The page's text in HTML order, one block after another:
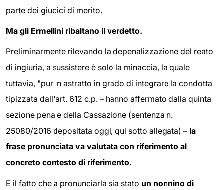
parte dei giudici di merito.
Ma gli Ermellini ribaltano il verdetto.
Preliminarmente rilevando la depenalizzazione del reato
di ingiuria, a sussistere è solo la minaccia, la quale
tuttavia, "pur in astratto in grado di integrare la condotta
tipizzata dall'art. 612 c.p. – hanno affermato dalla quinta
sezione penale della Cassazione (sentenza n.
25080/2016 depositata oggi, qui sotto allegata) – la
frase pronunciata va valutata con riferimento al
concreto contesto di riferimento.
E il fatto che a pronunciarla sia stato un nonnino di